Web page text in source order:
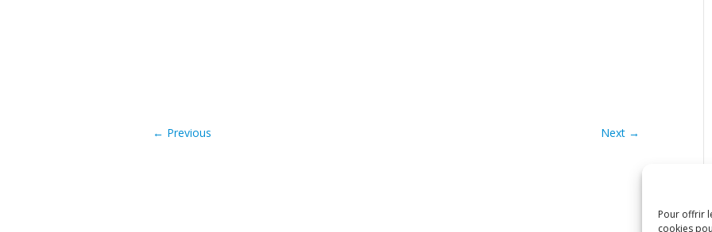
Pour offrir
cookies
← Previous Next →